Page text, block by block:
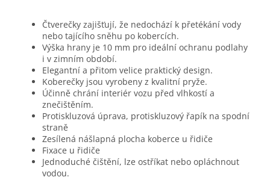
Čtverečky zajišťují, že nedochází k přetékání vody
nebo tajícího sněhu po kobercích.
Výška hrany je 10 mm pro ideální ochranu podlahy
i v zimním období.
Elegantní a přitom velice praktický design.
Koberečky jsou vyrobeny z kvalitní pryže.
Účinně chrání interiér vozu před vlhkostí a
znečištěním.
Protiskluzová úprava, protiskluzový řapík na spodní
straně
Zesílená nášlapná plocha koberce u řidiče
Fixace u řidiče
Jednoduché čištění, lze ostříkat nebo opláchnout
vodou.